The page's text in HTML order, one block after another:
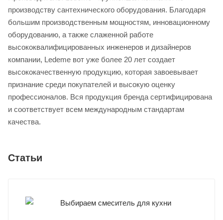
производству сантехнического оборудования. Благодаря
большим производственным мощностям, инновационному
оборудованию, а также слаженной работе
высококвалифицированных инженеров и дизайнеров
компании, Ledeme вот уже более 20 лет создает
высококачественную продукцию, которая завоевывает
признание среди покупателей и высокую оценку
профессионалов. Вся продукция бренда сертифицирована
и соответствует всем международным стандартам
качества.
Статьи